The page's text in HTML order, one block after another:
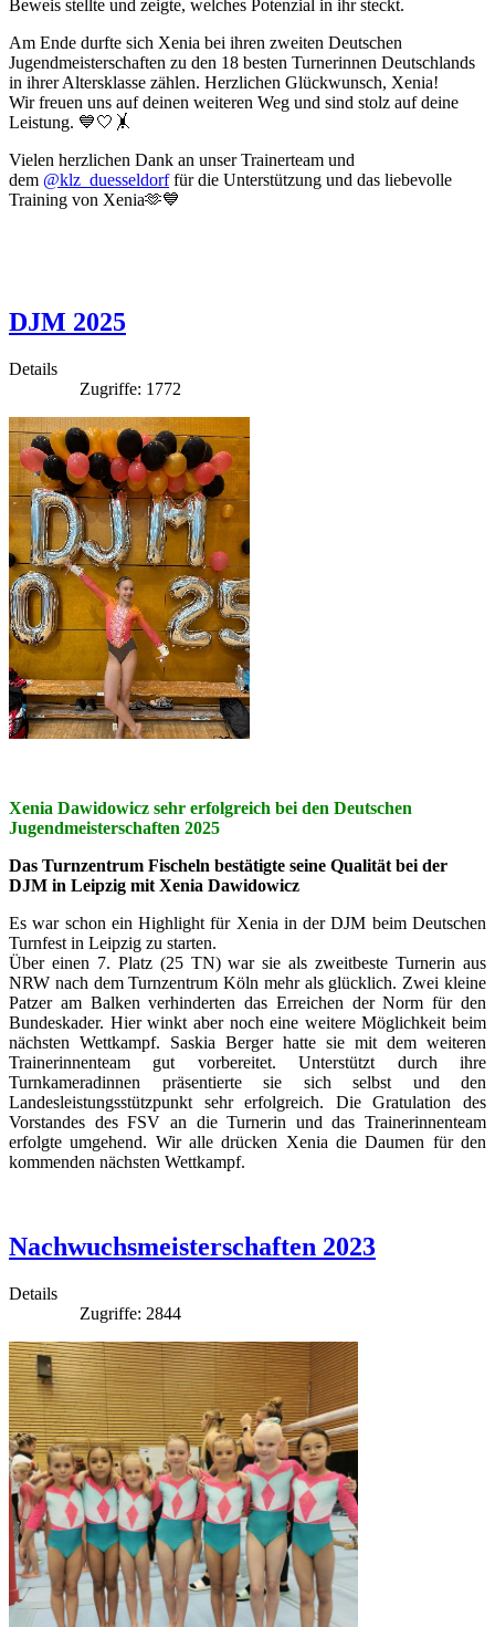
Beweis stellte und zeigte, welches Potenzial in ihr steckt.
Am Ende durfte sich Xenia bei ihren zweiten Deutschen
Jugendmeisterschaften zu den 18 besten Turnerinnen Deutschlands
in ihrer Altersklasse zählen. Herzlichen Glückwunsch, Xenia!
Wir freuen uns auf deinen weiteren Weg und sind stolz auf deine
Leistung. 💙🤍🤸
Vielen herzlichen Dank an unser Trainerteam und
dem @klz_duesseldorffür die Unterstützung und das liebevolle
Training von Xenia🫶💙
DJM 2025
Details
Zugriffe: 1772
Xenia Dawidowicz sehr erfolgreich bei den Deutschen
Jugendmeisterschaften 2025
Das Turnzentrum Fischeln bestätigte seine Qualität bei der
DJM in Leipzig mit Xenia Dawidowicz
Es war schon ein Highlight für Xenia in der DJM beim Deutschen
Turnfest in Leipzig zu starten.
Über einen 7. Platz (25 TN) war sie als zweitbeste Turnerin aus
NRW nach dem Turnzentrum Köln mehr als glücklich. Zwei kleine
Patzer am Balken verhinderten das Erreichen der Norm für den
Bundeskader. Hier winkt aber noch eine weitere Möglichkeit beim
nächsten Wettkampf. Saskia Berger hatte sie mit dem weiteren
Trainerinnenteam gut vorbereitet. Unterstützt durch ihre
Turnkameradinnen präsentierte sie sich selbst und den
Landesleistungsstützpunkt sehr erfolgreich. Die Gratulation des
Vorstandes des FSV an die Turnerin und das Trainerinnenteam
erfolgte umgehend. Wir alle drücken Xenia die Daumen für den
kommenden nächsten Wettkampf.
Nachwuchsmeisterschaften 2023
Details
Zugriffe: 2844